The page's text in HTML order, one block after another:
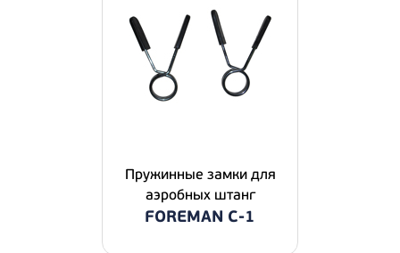
Пружинные замки для
аэробных штанг
FOREMAN С-1